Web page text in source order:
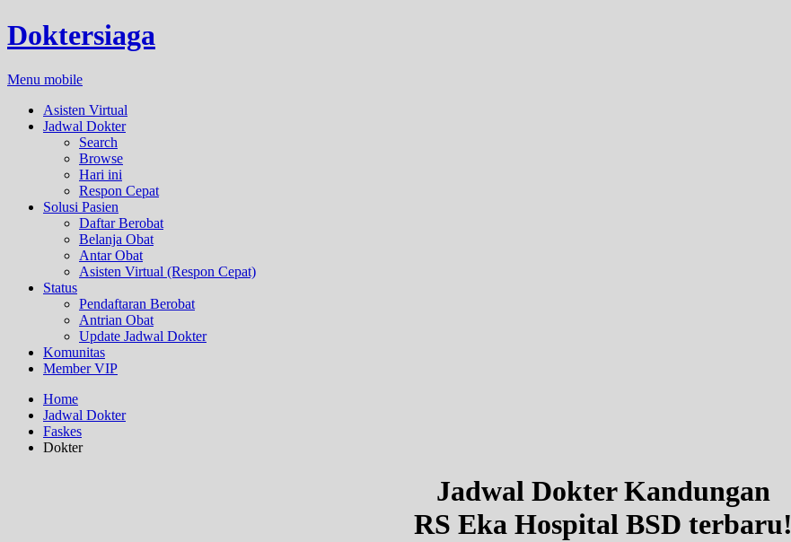
Doktersiaga
Menu mobile
Asisten Virtual
Jadwal Dokter
Search
Browse
Hari ini
Respon Cepat
Solusi Pasien
Daftar Berobat
Belanja Obat
Antar Obat
Asisten Virtual (Respon Cepat)
Status
Pendaftaran Berobat
Antrian Obat
Update Jadwal Dokter
Komunitas
Member VIP
Home
Jadwal Dokter
Faskes
Dokter
Jadwal Dokter Kandungan
RS Eka Hospital BSD terbaru!